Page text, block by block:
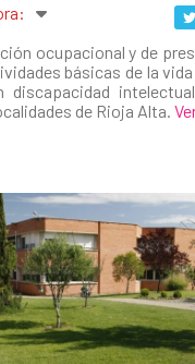
:
ocupacional y de
básicas de la
discapacidad
de Rioja Alta.